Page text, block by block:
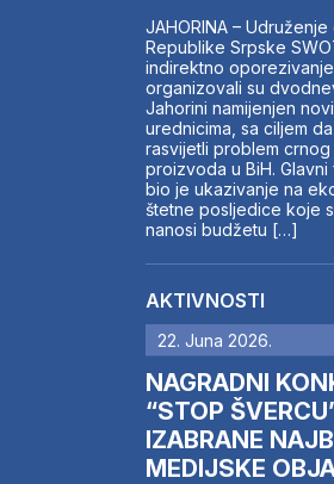
JAHORINA –
Republike Srpske
indirektno oporezivanje
organizovali su
Jahorini namijenjen
urednicima, sa ciljem
rasvijetli problem
proizvoda u BiH.
bio je ukazivanje na
štetne posljedice koje
nanosi budžetu […]
AKTIVNOSTI
22. Juna 2026.
NAGRADNI
“STOP
IZABRANE
MEDIJSKE